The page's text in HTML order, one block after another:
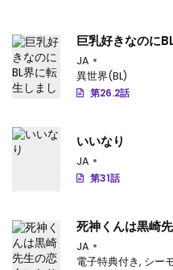
巨乳好きなのに
JA
異世界(BL)
第26.2話
いいなり
JA
第31話
死神くんは黒崎
JA
電子特典付き, シー